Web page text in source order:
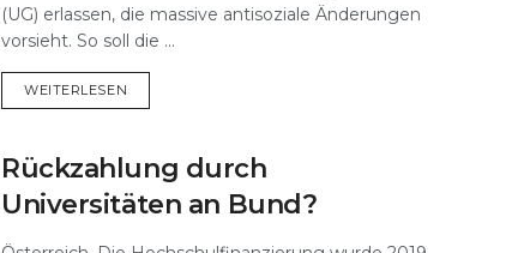
(UG) erlassen, die massive antisoziale Änderungen
vorsieht. So soll die ...
WEITERLESEN
Rückzahlung durch
Universitäten an Bund?